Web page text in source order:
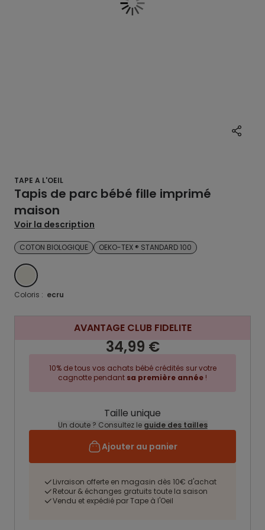
TAPE A L'OEIL
Tapis de parc bébé fille imprimé
maison
Voir la description
COTON BIOLOGIQUE OEKO-TEX ® STANDARD 100
ECRU
Coloris : ecru
AVANTAGE CLUB FIDELITE
34,99 €
10% de tous vos achats bébé crédités sur votre
cagnotte pendant sa première année !
Taille unique
Un doute ? Consultez le guide des tailles
Ajouter au panier
Livraison offerte en magasin dès 10€ d'achat
Retour & échanges gratuits toute la saison
Vendu et expédié par Tape à l'Oeil